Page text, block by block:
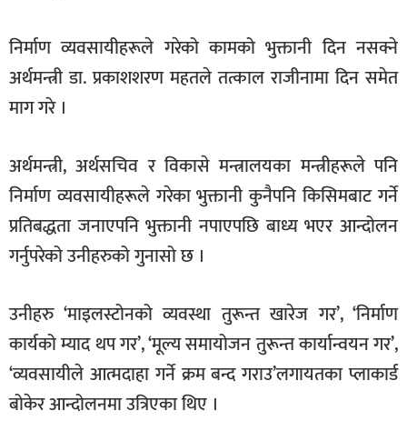
भिडियो
अन्य
शिक्षा
विचार
स्वास्थ्य
निर्माण व्यवसायीहरूले गरेको कामको भुक्तानी दिन नसक्ने
अर्थमन्त्री डा. प्रकाशशरण महतले तत्काल राजीनामा दिन समेत
माग गरे ।
अर्थमन्त्री, अर्थसचिव र विकासे मन्त्रालयका मन्त्रीहरूले पनि
निर्माण व्यवसायीहरूले गरेका भुक्तानी कुनैपनि किसिमबाट गर्ने
प्रतिबद्धता जनाएपनि भुक्तानी नपाएपछि बाध्य भएर आन्दोलन
गर्नुपरेको उनीहरुको गुनासो छ ।
उनीहरु ‘माइलस्टोनको व्यवस्था तुरून्त खारेज गर’, ‘निर्माण
कार्यको म्याद थप गर’, ‘मूल्य समायोजन तुरून्त कार्यान्वयन गर’,
‘व्यवसायीले आत्मदाहा गर्ने क्रम बन्द गराउ’लगायतका प्लाकार्ड
बोकेर आन्दोलनमा उत्रिएका थिए ।